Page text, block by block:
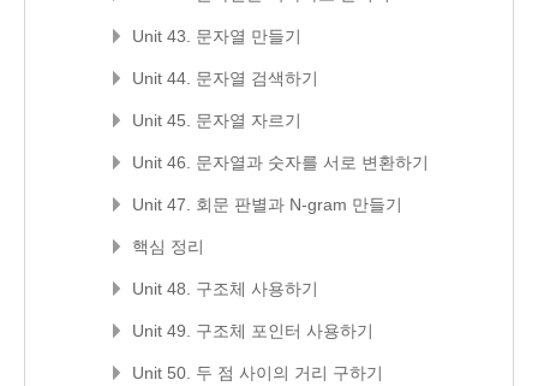
Unit 43. 문자열 만들기
Unit 44. 문자열 검색하기
Unit 45. 문자열 자르기
Unit 46. 문자열과 숫자를 서로 변환하기
Unit 47. 회문 판별과 N-gram 만들기
핵심 정리
Unit 48. 구조체 사용하기
Unit 49. 구조체 포인터 사용하기
Unit 50. 두 점 사이의 거리 구하기